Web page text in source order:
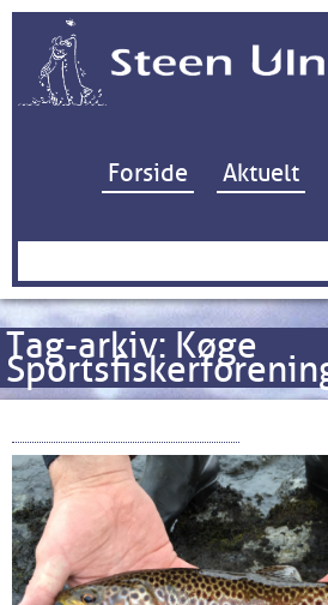
Hop
Forside Aktuelt
Søg
Tag-arkiv: Køge